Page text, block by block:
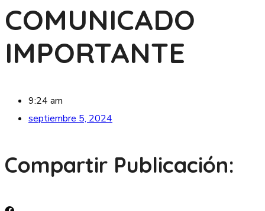
COMUNICADO
IMPORTANTE
9:24 am
septiembre 5, 2024
Compartir Publicación: